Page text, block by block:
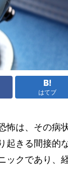
はてブ
怖は、その病
起きる間接的
ックであり、